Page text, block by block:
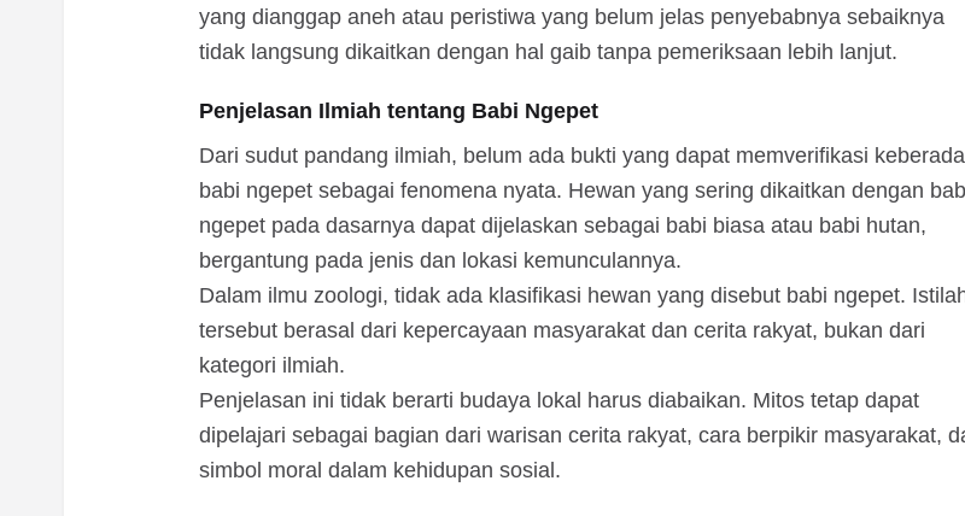
yang dianggap aneh atau peristiwa yang belum jelas penyebabnya sebaiknya
tidak langsung dikaitkan dengan hal gaib tanpa pemeriksaan lebih lanjut.
Penjelasan Ilmiah tentang Babi Ngepet
Dari sudut pandang ilmiah, belum ada bukti yang dapat memverifikasi
babi ngepet sebagai fenomena nyata. Hewan yang sering dikaitkan dengan
ngepet pada dasarnya dapat dijelaskan sebagai babi biasa atau babi hutan,
bergantung pada jenis dan lokasi kemunculannya.
Dalam ilmu zoologi, tidak ada klasifikasi hewan yang disebut babi ngepet.
tersebut berasal dari kepercayaan masyarakat dan cerita rakyat, bukan dari
kategori ilmiah.
Penjelasan ini tidak berarti budaya lokal harus diabaikan. Mitos tetap dapat
dipelajari sebagai bagian dari warisan cerita rakyat, cara berpikir masyarakat,
simbol moral dalam kehidupan sosial.